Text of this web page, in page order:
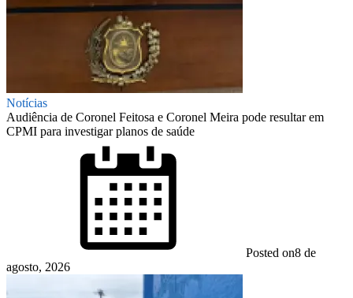
Notícias
Audiência de Coronel Feitosa e Coronel Meira pode resultar em
CPMI para investigar planos de saúde
Posted on8 de
agosto, 2026